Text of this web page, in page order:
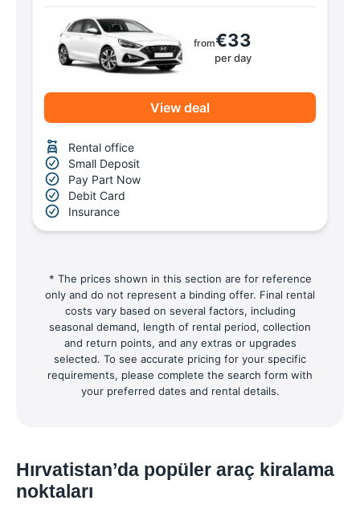
from€33
per day
View deal
Rental office
Small Deposit
Pay Part Now
Debit Card
Insurance
* The prices shown in this section are for reference
only and do not represent a binding offer. Final rental
costs vary based on several factors, including
seasonal demand, length of rental period, collection
and return points, and any extras or upgrades
selected. To see accurate pricing for your specific
requirements, please complete the search form with
your preferred dates and rental details.
Hırvatistan’da popüler araç kiralama
noktaları